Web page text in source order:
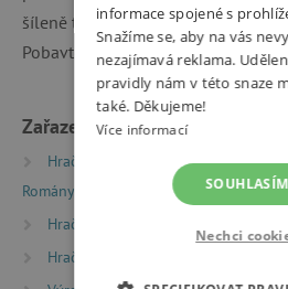
šíleně troufalé loupeži.
Pobavte se s příběhy bláznivé
Zařazeno v kategoriích
Hračky dle typu Knihy
Romány a humorné příběhy
Hračky dle věku
Hračky dle věku
informace spojené s
Snažíme se, aby na vás
nezajímavá reklama.
pravidly nám v této snaze
také. Děkujeme!
Více informací
SOUHLASÍM
Nechci